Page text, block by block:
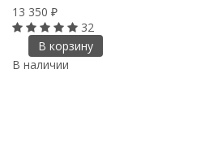
13 350 ₽
32
В корзину
В наличии